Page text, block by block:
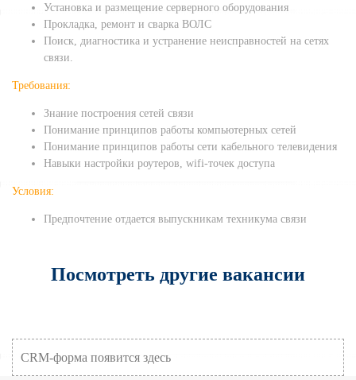
Установка и размещение серверного оборудования
Прокладка, ремонт и сварка ВОЛС
Поиск, диагностика и устранение неисправностей на сетях
связи.
Требования:
Знание построения сетей связи
Понимание принципов работы компьютерных сетей
Понимание принципов работы сети кабельного телевидения
Навыки настройки роутеров, wifi-точек доступа
Условия:
Предпочтение отдается выпускникам техникума связи
Посмотреть другие вакансии
CRM-форма появится здесь